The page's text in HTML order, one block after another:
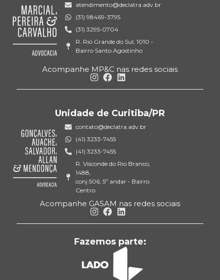
atendimento@declatra.adv.br
(31) 98469-3795
(31) 3295-0704
R. Rio Grande do Sul, 1010 -
Bairro Santo Agostinho
Acompanhe MP&C nas redes sociais
Unidade de Curitiba/PR
contato@declatra.adv.br
(41) 3233-7455
(41) 3233-7455
R. Visconde do Rio Branco,
1488,
conj 506, 5º andar - Bairro
Centro
Acompanhe GASAM nas redes sociais
Fazemos parte: